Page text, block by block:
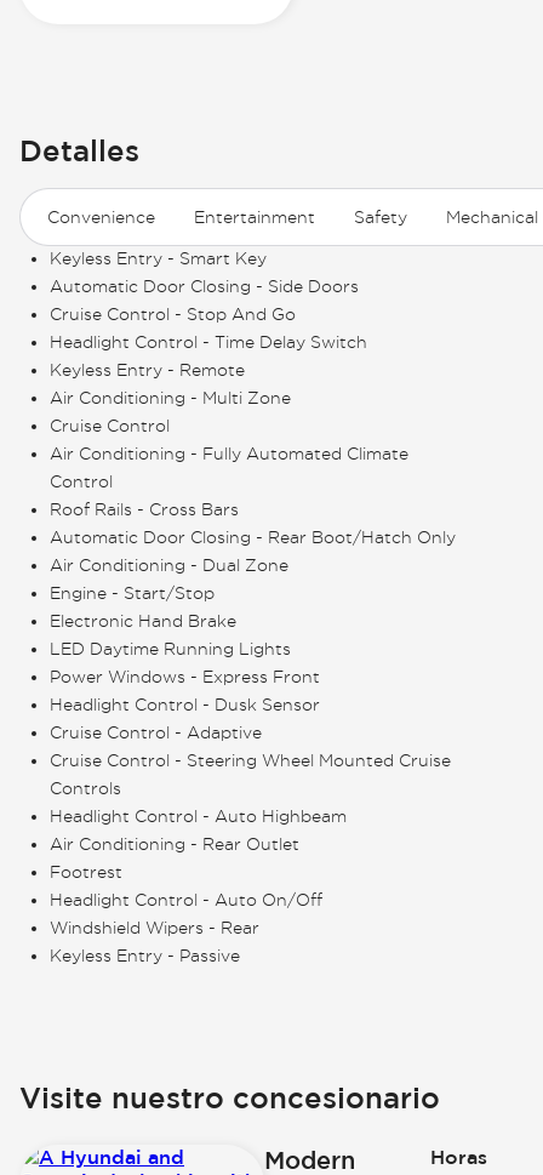
Detalles
Convenience Entertainment Safety Mechanical
Keyless Entry - Smart Key
Automatic Door Closing - Side Doors
Cruise Control - Stop And Go
Headlight Control - Time Delay Switch
Keyless Entry - Remote
Air Conditioning - Multi Zone
Cruise Control
Air Conditioning - Fully Automated Climate
Control
Roof Rails - Cross Bars
Automatic Door Closing - Rear Boot/Hatch Only
Air Conditioning - Dual Zone
Engine - Start/Stop
Electronic Hand Brake
LED Daytime Running Lights
Power Windows - Express Front
Headlight Control - Dusk Sensor
Cruise Control - Adaptive
Cruise Control - Steering Wheel Mounted Cruise
Controls
Headlight Control - Auto Highbeam
Air Conditioning - Rear Outlet
Footrest
Headlight Control - Auto On/Off
Windshield Wipers - Rear
Keyless Entry - Passive
Visite nuestro concesionario
Modern
Horas